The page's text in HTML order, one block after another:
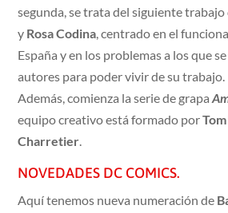
segunda, se trata del siguiente
y Rosa Codina, centrado en el
España y en los problemas a los que
autores para poder vivir de su trabajo.
Además, comienza la serie de grapa
equipo creativo está formado por
Charretier.
NOVEDADES DC COMICS.
Aquí tenemos nueva numeración de